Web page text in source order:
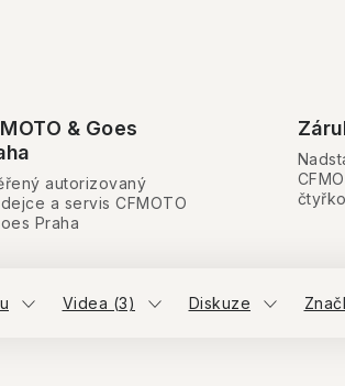
& Goes
autorizovaný
a servis CFMOTO
Praha
Videa (3) Diskuze